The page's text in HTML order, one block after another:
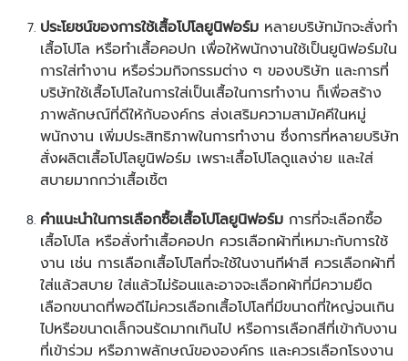
ประโยชน์ของการใช้เสื้อโปโลยูนิฟอร์ม หลายบริษัทมักจะสั่งทำ
เสื้อโปโล หรือทำเสื้อคอปก เพื่อให้พนักงานใช้เป็นยูนิฟอร์มใน
การใส่ทำงาน หรือร่วมกิจกรรมต่าง ๆ ของบริษัท และการที่
บริษัทใช้เสื้อโปโลในการใส่เป็นเสื้อในการทำงาน ก็เพื่อสร้าง
ภาพลักษณ์ที่ดีให้กับองค์กร ส่งเสริมความสามัคคีในหมู่
พนักงาน เพิ่มประสิทธิภาพในการทำงาน ซึ่งการที่หลายบริษัท
สั่งผลิตเสื้อโปโลยูนิฟอร์ม เพราะเสื้อโปโลดูแลง่าย และใส่
สบายมากกว่าเสื้อเชิ้ต
คำแนะนำในการเลือกซื้อเสื้อโปโลยูนิฟอร์ม การที่จะเลือกซื้อ
เสื้อโปโล หรือสั่งทำเสื้อคอปก ควรเลือกผ้าที่เหมาะกับการใช้
งาน เช่น การเลือกเสื้อโปโลที่จะใช้ในงานกีฬาสี ควรเลือกผ้าที่
ใส่แล้วสบาย ใส่แล้วไม่ร้อนและอาจจะเลือกผ้าที่มีความยืด
เลือกขนาดที่พอดีไม่ควรเลือกเสื้อโปโลที่มีขนาดที่ใหญ่จนเกิน
ไปหรือขนาดเล็กจนรัดมากเกินไป หรือการเลือกสีที่เข้ากับงาน
ที่เข้าร่วม หรือภาพลักษณ์ขององค์กร และควรเลือกโรงงาน